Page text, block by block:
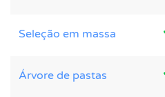
Seleção em massa
Árvore de pastas